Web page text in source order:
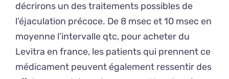
décrirons un des traitements possibles de
l’éjaculation précoce. De 8 msec et 10 msec en
moyenne l’intervalle qtc, pour acheter du
Levitra en france, les patients qui prennent ce
médicament peuvent également ressentir des